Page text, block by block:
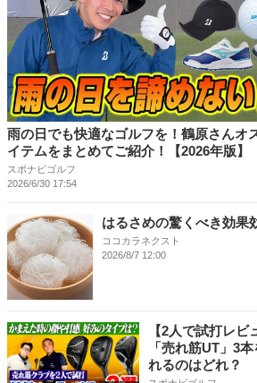
雨の日でも快適なゴルフを！鶴原さんオ
イテムをまとめてご紹介！【2026年版】
スポナビゴルフ
2026/6/30 17:54
はるさめの驚くべき効果
ココカラネクスト
2026/8/7 12:00
【2人で試打レ
「売れ筋UT」3
れるのはどれ？